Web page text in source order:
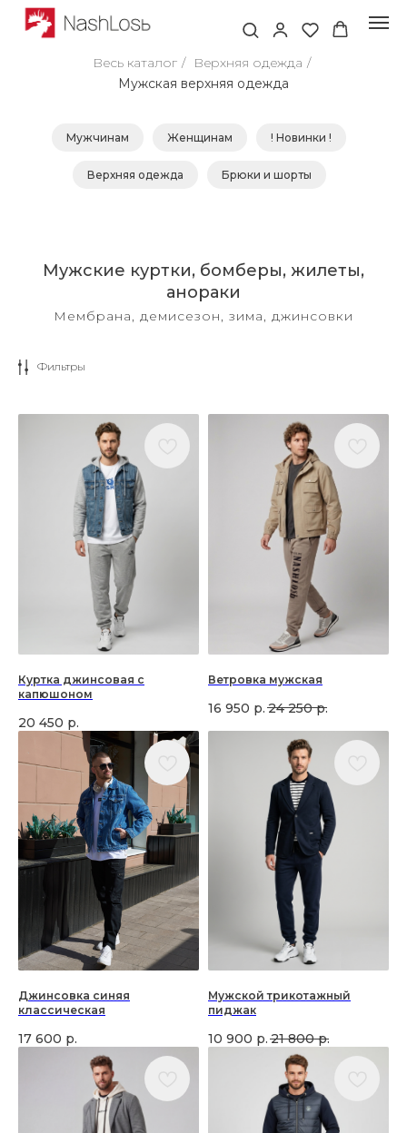
Весь каталог / Верхняя одежда /
Мужская верхняя одежда
Мужчинам Женщинам ! Новинки !
Верхняя одежда Брюки и шорты
Мужские куртки, бомберы, жилеты,
анораки
Мембрана, демисезон, зима, джинсовки
Фильтры
Куртка джинсовая с
капюшоном
20 450 р.
Ветровка мужская
16 950 р. 24 250 р.
Джинсовка синяя
классическая
17 600 р.
Мужской трикотажный
пиджак
10 900 р. 21 800 р.